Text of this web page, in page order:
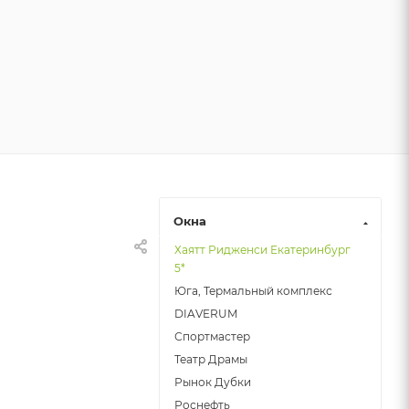
Окна
Хаятт Ридженси Екатеринбург
5*
Юга, Термальный комплекс
DIAVERUM
Спортмастер
Театр Драмы
Рынок Дубки
Роснефть